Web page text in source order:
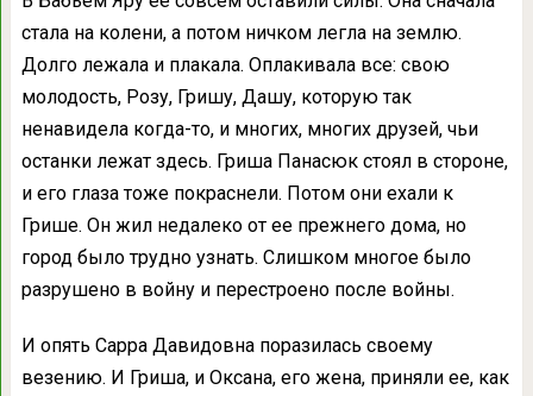
стала на колени, а потом ничком легла на землю.
Долго лежала и плакала. Оплакивала все: свою
молодость, Розу, Гришу, Дашу, которую так
ненавидела когда-то, и многих, многих друзей, чьи
останки лежат здесь. Гриша Панасюк стоял в стороне,
и его глаза тоже покраснели. Потом они ехали к
Грише. Он жил недалеко от ее прежнего дома, но
город было трудно узнать. Слишком многое было
разрушено в войну и перестроено после войны.
И опять Сарра Давидовна поразилась своему
везению. И Гриша, и Оксана, его жена, приняли ее, как